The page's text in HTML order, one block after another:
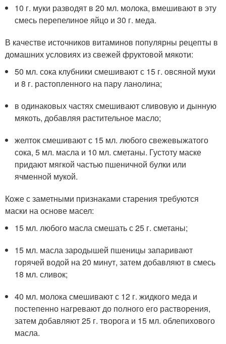
10 г. муки разводят в 20 мл. молока, вмешивают в эту
смесь перепелиное яйцо и 30 г. меда.
В качестве источников витаминов популярны рецепты в
домашних условиях из свежей фруктовой мякоти:
50 мл. сока клубники смешивают с 15 г. овсяной муки
и 8 г. растопленного на пару ланолина;
в одинаковых частях смешивают сливовую и дынную
мякоть, добавляя растительное масло;
желток смешивают с 15 мл. любого свежевыжатого
сока, 5 мл. масла и 10 мл. сметаны. Густоту маске
придают мягкой частью пшеничной булки или
ячменной мукой.
Коже с заметными признаками старения требуются
маски на основе масел:
15 мл. любого масла смешать с 25 г. сметаны;
15 мл. масла зародышей пшеницы запаривают
горячей водой на 20 минут, затем добавляют в смесь
18 мл. сливок;
40 мл. молока смешивают с 12 г. жидкого меда и
постепенно нагревают до полного его растворения,
затем добавляют 25 г. творога и 15 мл. облепихового
масла.